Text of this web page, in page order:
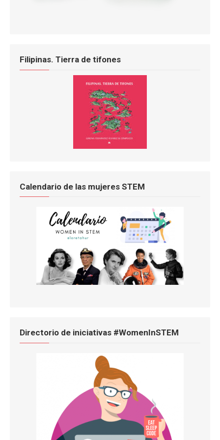
Filipinas. Tierra de tifones
Calendario de las mujeres STEM
Directorio de iniciativas #WomenInSTEM